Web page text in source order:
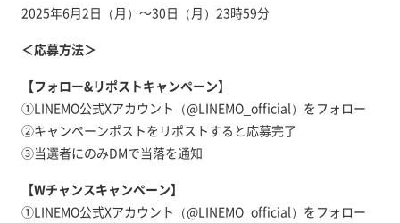
2025年6月2日（月）～30日（月）23時59分
＜応募方法＞
【フォロー&リポストキャンペーン】
①LINEMO公式Xアカウント（@LINEMO_official）をフォロー
②キャンペーンポストをリポストすると応募完了
③当選者にのみDMで当落を通知
【Wチャンスキャンペーン】
①LINEMO公式Xアカウント（@LINEMO_official）をフォロー